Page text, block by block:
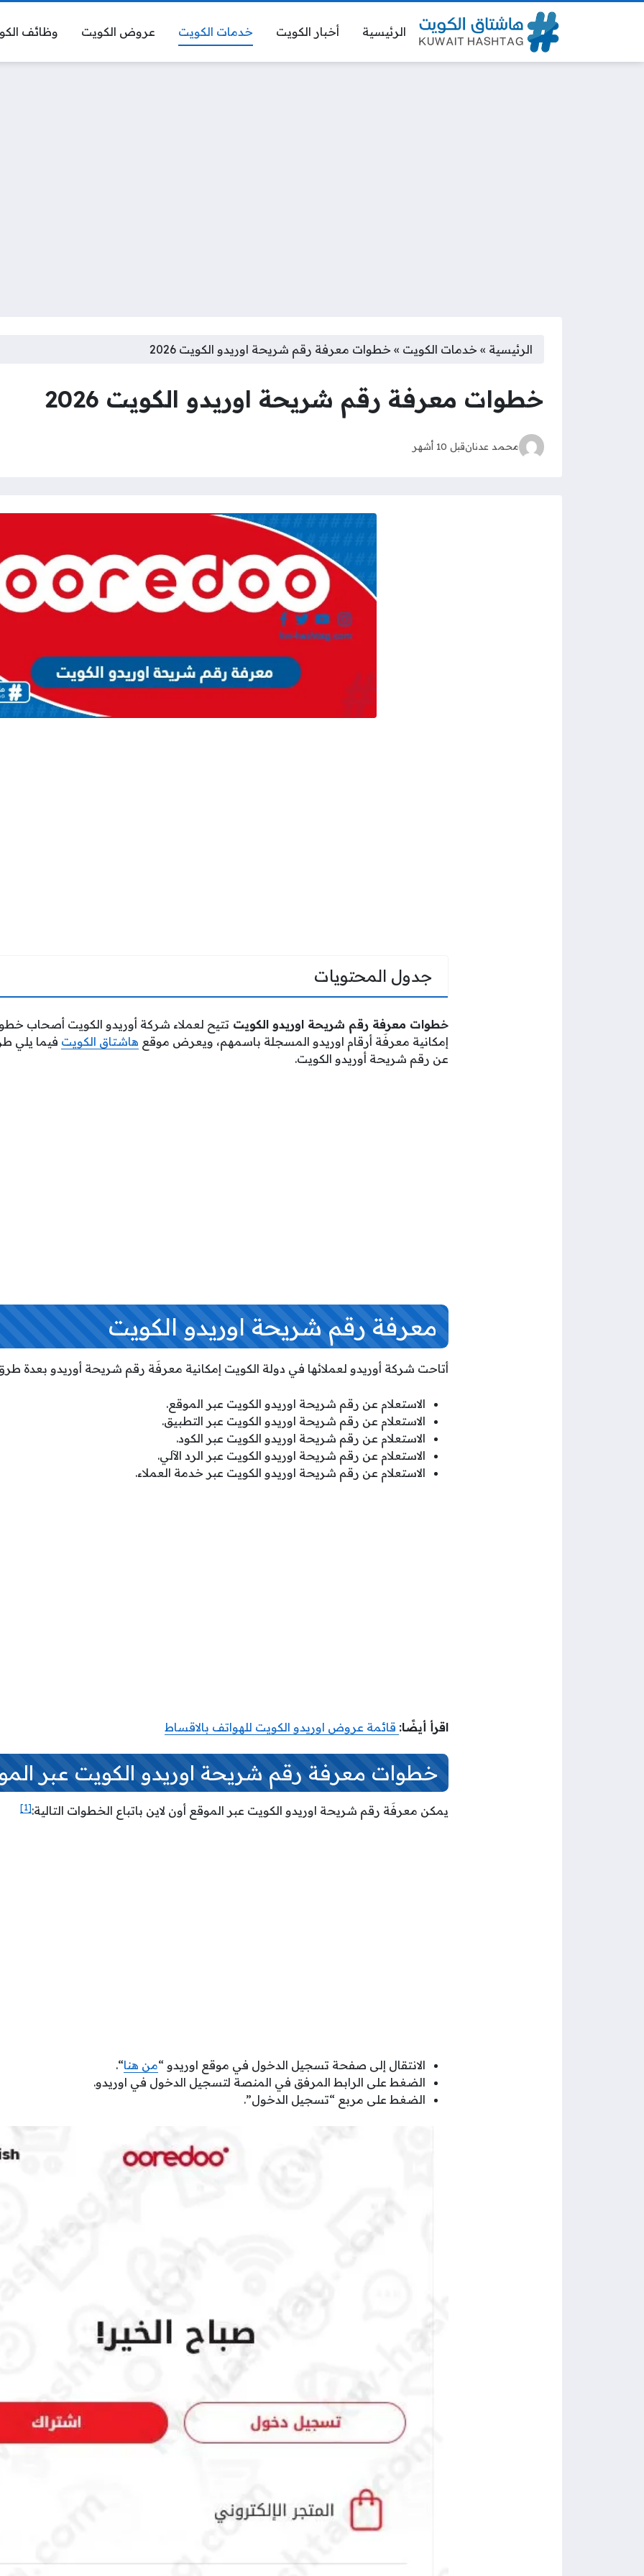
الرئيسية أخبار الكويت خدمات الكويت عروض الكويت وظائف
الرئيسية » خدمات الكويت » خطوات معرفة رقم شريحة اوريدو الكويت 2026
خطوات معرفة رقم شريحة اوريدو الكويت 2026
محمد عدنانقبل 10 أشهر
جدول المحتويات
خطوات معرفة رقم شريحة اوريدو الكويت تتيح لعملاء شركة أوريدو الكويت أصحاب
إمكانية معرفَة أرقام اوريدو المسجلة باسمهم، ويعرض موقع هاشتاق الكويت فيما يلي
عن رقم شريحة أوريدو الكويت.
معرفة رقم شريحة اوريدو الكويت
أتاحت شركة أوريدو لعملائها في دولة الكويت إمكانية معرفَة رقم شريحة أوريدو بعدة طرق
الاستعلام عن رقم شريحة اوريدو الكويت عبر الموقع.
الاستعلام عن رقم شريحة اوريدو الكويت عبر التطبيق.
الاستعلام عن رقم شريحة اوريدو الكويت عبر الكود.
الاستعلام عن رقم شريحة اوريدو الكويت عبر الرد الآلي.
الاستعلام عن رقم شريحة اوريدو الكويت عبر خدمة العملاء.
اقرأ أيضًا: قائمة عروض اوريدو الكويت للهواتف بالاقساط
خطوات معرفة رقم شريحة اوريدو الكويت عبر
يمكن معرفَة رقم شريحة اوريدو الكويت عبر الموقع أون لاين باتباع الخطوات التالية:[1]
الانتقال إلى صفحة تسجيل الدخول في موقع اوريدو “من هنا“.
الضغط على الرابط المرفق في المنصة لتسجيل الدخول في اوريدو.
الضغط على مربع “تسجيل الدخول”.